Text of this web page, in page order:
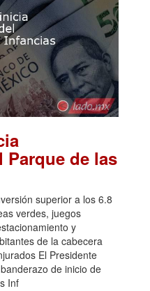
de las
superior a los 6.8
verdes, juegos
y
de la cabecera
El Presidente
de inicio de
Inf